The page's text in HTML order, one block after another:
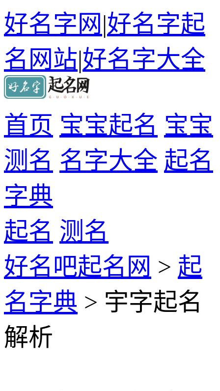
好名字网|好名字起
名网站|好名字大全
首页 宝宝起名 宝宝
测名 名字大全 起名
字典
起名 测名
好名吧起名网 > 起
名字典 > 宇字起名
解析